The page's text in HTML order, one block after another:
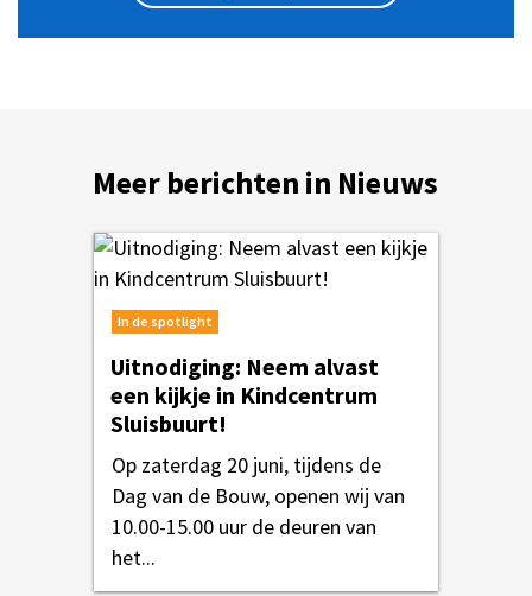
Meer berichten in Nieuws
In de spotlight
Uitnodiging: Neem alvast
een kijkje in Kindcentrum
Sluisbuurt!
Op zaterdag 20 juni, tijdens de
Dag van de Bouw, openen wij van
10.00-15.00 uur de deuren van
het...